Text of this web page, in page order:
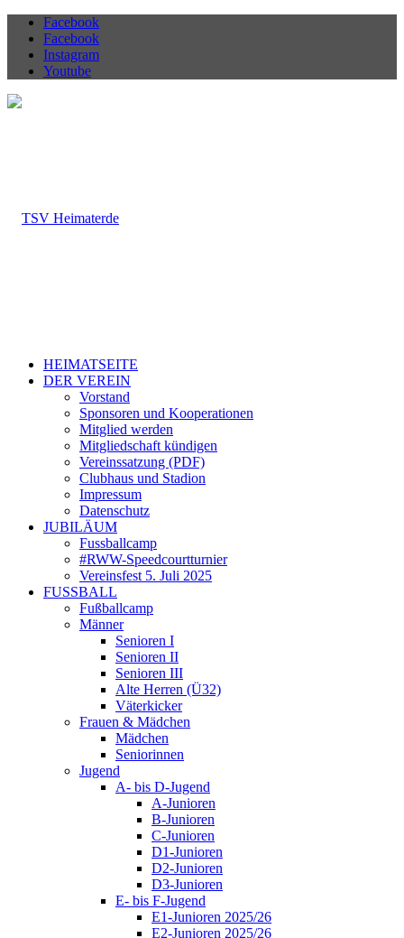
Facebook
Facebook
Instagram
Youtube
HEIMATSEITE
DER VEREIN
Vorstand
Sponsoren und Kooperationen
Mitglied werden
Mitgliedschaft kündigen
Vereinssatzung (PDF)
Clubhaus und Stadion
Impressum
Datenschutz
JUBILÄUM
Fussballcamp
#RWW-Speedcourtturnier
Vereinsfest 5. Juli 2025
FUSSBALL
Fußballcamp
Männer
Senioren I
Senioren II
Senioren III
Alte Herren (Ü32)
Väterkicker
Frauen & Mädchen
Mädchen
Seniorinnen
Jugend
A- bis D-Jugend
A-Junioren
B-Junioren
C-Junioren
D1-Junioren
D2-Junioren
D3-Junioren
E- bis F-Jugend
E1-Junioren 2025/26
E2-Junioren 2025/26